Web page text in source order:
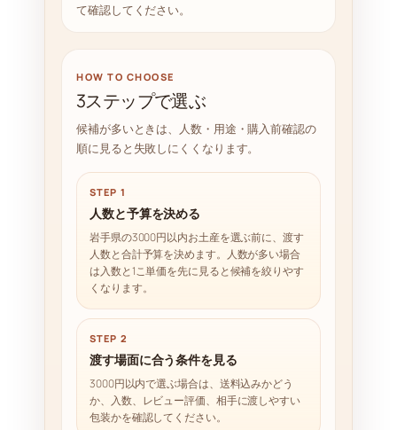
て確認してください。
HOW TO CHOOSE
3ステップで選ぶ
候補が多いときは、人数・用途・購入前確認の
順に見ると失敗しにくくなります。
STEP 1
人数と予算を決める
岩手県の3000円以内お土産を選ぶ前に、渡す
人数と合計予算を決めます。人数が多い場合
は入数と1こ単価を先に見ると候補を絞りやす
くなります。
STEP 2
渡す場面に合う条件を見る
3000円以内で選ぶ場合は、送料込みかどう
か、入数、レビュー評価、相手に渡しやすい
包装かを確認してください。